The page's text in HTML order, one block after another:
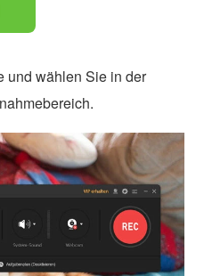
und wählen Sie in der